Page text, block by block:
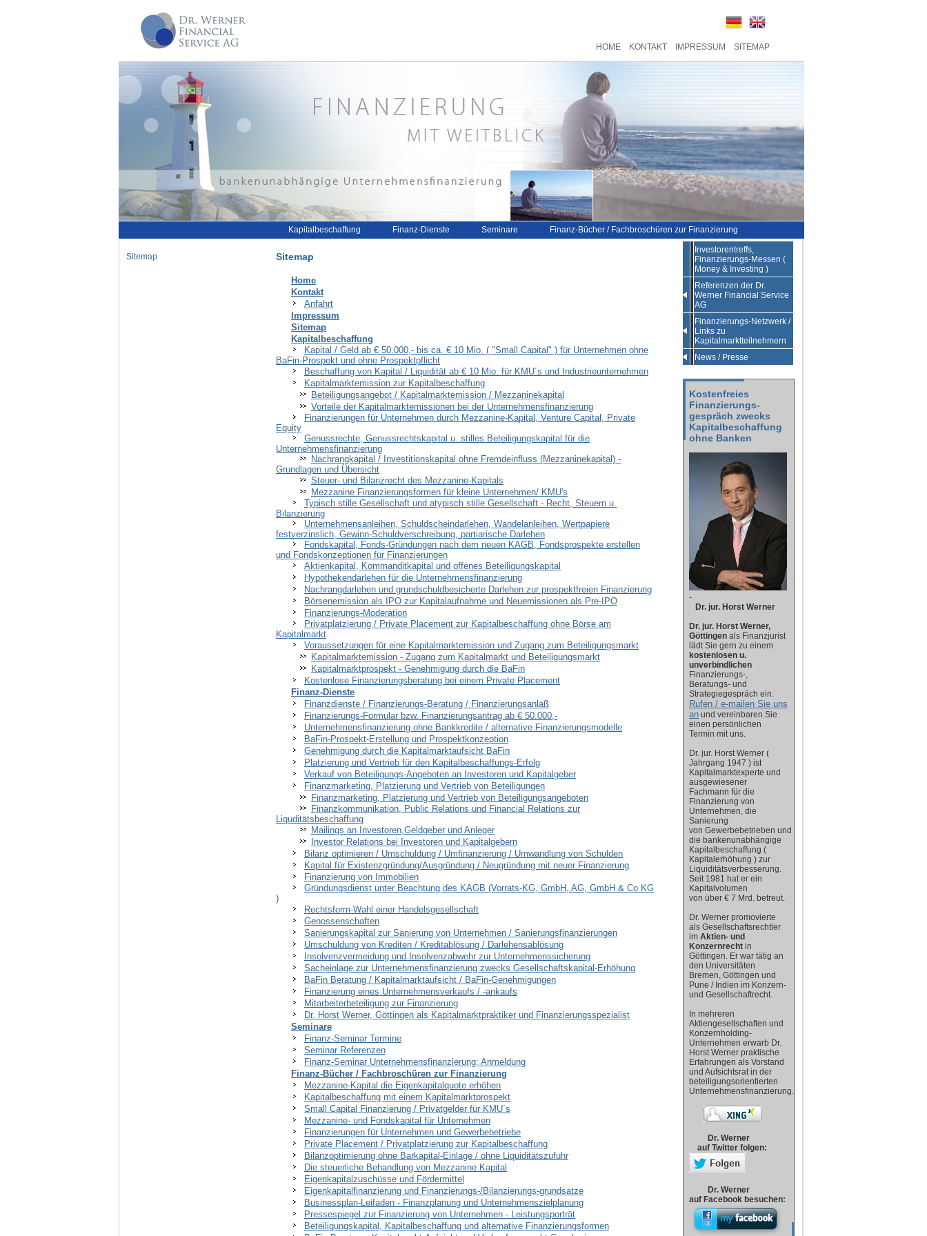
HOME KONTAKT IMPRESSUM SITEMAP
Kapitalbeschaffung Finanz-Dienste Seminare Finanz-Bücher / Fachbroschüren zur Finanzierung
Sitemap Sitemap
Home
Kontakt
Anfahrt
Impressum
Sitemap
Kapitalbeschaffung
Kapital / Geld ab € 50.000,- bis ca. € 10 Mio. ( "Small Capital" ) für Unternehmen ohne
BaFin-Prospekt und ohne Prospektpflicht
Beschaffung von Kapital / Liquidität ab € 10 Mio. für KMU´s und Industrieunternehmen
Kapitalmarktemission zur Kapitalbeschaffung
Beteiligungsangebot / Kapitalmarktemission / Mezzaninekapital
Vorteile der Kapitalmarktemissionen bei der Unternehmensfinanzierung
Finanzierungen für Unternehmen durch Mezzanine-Kapital, Venture Capital, Private
Equity
Genussrechte, Genussrechtskapital u. stilles Beteiligungskapital für die
Unternehmensfinanzierung
Nachrangkapital / Investitionskapital ohne Fremdeinfluss (Mezzaninekapital) -
Grundlagen und Übersicht
Steuer- und Bilanzrecht des Mezzanine-Kapitals
Mezzanine Finanzierungsformen für kleine Unternehmen/ KMU's
Typisch stille Gesellschaft und atypisch stille Gesellschaft - Recht, Steuern u.
Bilanzierung
Unternehmensanleihen, Schuldscheindarlehen, Wandelanleihen, Wertpapiere
festverzinslich, Gewinn-Schuldverschreibung, partiarische Darlehen
Fondskapital, Fonds-Gründungen nach dem neuen KAGB, Fondsprospekte erstellen
und Fondskonzeptionen für Finanzierungen
Aktienkapital, Kommanditkapital und offenes Beteiligungskapital
Hypothekendarlehen für die Unternehmensfinanzierung
Nachrangdarlehen und grundschuldbesicherte Darlehen zur prospektfreien Finanzierung
Börsenemission als IPO zur Kapitalaufnahme und Neuemissionen als Pre-IPO
Finanzierungs-Moderation
Privatplatzierung / Private Placement zur Kapitalbeschaffung ohne Börse am
Kapitalmarkt
Voraussetzungen für eine Kapitalmarktemission und Zugang zum Beteiligungsmarkt
Kapitalmarktemission - Zugang zum Kapitalmarkt und Beteiligungsmarkt
Kapitalmarktprospekt - Genehmigung durch die BaFin
Kostenlose Finanzierungsberatung bei einem Private Placement
Finanz-Dienste
Finanzdienste / Finanzierungs-Beratung / Finanzierungsanlaß
Finanzierungs-Formular bzw. Finanzierungsantrag ab € 50.000,-
Unternehmensfinanzierung ohne Bankkredite / alternative Finanzierungsmodelle
BaFin-Prospekt-Erstellung und Prospektkonzeption
Genehmigung durch die Kapitalmarktaufsicht BaFin
Platzierung und Vertrieb für den Kapitalbeschaffungs-Erfolg
Verkauf von Beteiligungs-Angeboten an Investoren und Kapitalgeber
Finanzmarketing, Platzierung und Vertrieb von Beteiligungen
Finanzmarketing, Platzierung und Vertrieb von Beteiligungsangeboten
Finanzkommunikation, Public Relations und Financial Relations zur
Liquditätsbeschaffung
Mailings an Investoren,Geldgeber und Anleger
Investor Relations bei Investoren und Kapitalgebern
Bilanz optimieren / Umschuldung / Umfinanzierung / Umwandlung von Schulden
Kapital für Existenzgründung/Ausgründung / Neugründung mit neuer Finanzierung
Finanzierung von Immobilien
Gründungsdienst unter Beachtung des KAGB (Vorrats-KG, GmbH, AG, GmbH & Co KG
)
Rechtsform-Wahl einer Handelsgesellschaft
Genossenschaften
Sanierungskapital zur Sanierung von Unternehmen / Sanierungsfinanzierungen
Umschuldung von Krediten / Kreditablösung / Darlehensablösung
Insolvenzvermeidung und Insolvenzabwehr zur Unternehmenssicherung
Sacheinlage zur Unternehmensfinanzierung zwecks Gesellschaftskapital-Erhöhung
BaFin Beratung / Kapitalmarktaufsicht / BaFin-Genehmigungen
Finanzierung eines Unternehmensverkaufs / -ankaufs
Mitarbeiterbeteiligung zur Finanzierung
Dr. Horst Werner, Göttingen als Kapitalmarktpraktiker und Finanzierungsspezialist
Seminare
Finanz-Seminar Termine
Seminar Referenzen
Finanz-Seminar Unternehmensfinanzierung: Anmeldung
Finanz-Bücher / Fachbroschüren zur Finanzierung
Mezzanine-Kapital die Eigenkapitalquote erhöhen
Kapitalbeschaffung mit einem Kapitalmarktprospekt
Small Capital Finanzierung / Privatgelder für KMU´s
Mezzanine- und Fondskapital für Unternehmen
Finanzierungen für Unternehmen und Gewerbebetriebe
Private Placement / Privatplatzierung zur Kapitalbeschaffung
Bilanzoptimierung ohne Barkapital-Einlage / ohne Liquiditätszufuhr
Die steuerliche Behandlung von Mezzanine Kapital
Eigenkapitalzuschüsse und Fördermittel
Eigenkapitalfinanzierung und Finanzierungs-/Bilanzierungs-grundsätze
Businessplan-Leifaden - Finanzplanung und Unternehmenszielplanung
Pressespiegel zur Finanzierung von Unternehmen - Leistungsporträt
Beteiligungskapital, Kapitalbeschaffung und alternative Finanzierungsformen
Investorentreffs,
Finanzierungs-Messen (
Money & Investing )
Referenzen der Dr.
Werner Financial Service
AG
Finanzierungs-Netzwerk /
Links zu
Kapitalmarktteilnehmern
News / Presse
Kostenfreies
Finanzierungs-
gespräch zwecks
Kapitalbeschaffung
ohne Banken
-
Dr. jur. Horst Werner
Dr. jur. Horst Werner,
Göttingen als Finanzjurist
lädt Sie gern zu einem
kostenlosen u.
unverbindlichen
Finanzierungs-,
Beratungs- und
Strategiegespräch ein.
Rufen / e-mailen Sie uns
an und vereinbaren Sie
einen persönlichen
Termin mit uns.
Dr. jur. Horst Werner (
Jahrgang 1947 ) ist
Kapitalmarktexperte und
ausgewiesener
Fachmann für die
Finanzierung von
Unternehmen, die
Sanierung
von Gewerbebetrieben und
die bankenunabhängige
Kapitalbeschaffung (
Kapitalerhöhung ) zur
Liquiditätsverbesserung.
Seit 1981 hat er ein
Kapitalvolumen
von über € 7 Mrd. betreut.
Dr. Werner promovierte
als Gesellschaftsrechtler
im Aktien- und
Konzernrecht in
Göttingen. Er war tätig an
den Universitäten
Bremen, Göttingen und
Pune / Indien im Konzern-
und Gesellschaftrecht.
In mehreren
Aktiengesellschaften und
Konzernholding-
Unternehmen erwarb Dr.
Horst Werner praktische
Erfahrungen als Vorstand
und Aufsichtsrat in der
beteiligungsorientierten
Unternehmensfinanzierung.
Dr. Werner
auf Twitter folgen:
Dr. Werner
auf Facebook besuchen: